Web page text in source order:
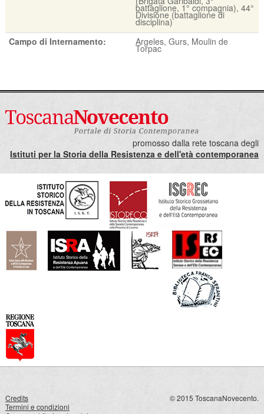
battaglione, 1° compagnia), 44°
Divisione (battaglione di
disciplina)
Campo di Internamento:
Argeles, Gurs, Moulin de
Torpac
promosso dalla rete toscana degli
Istituti per la Storia della Resistenza e dell'età contemporanea
Credits
Termini e condizioni
© 2015 ToscanaNovecento.